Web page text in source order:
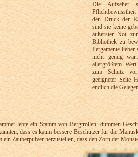
Die Aufseher
den Druck der
sind sie keine
äußerster Not
Bibliothek zu
Pergamente lieber
nicht genug
allergrößtem
zum Schutz
geeigneter Seite
endlich die
lebte ein Stamm von Bergtrollen: dummen
dass es kaum bessere Beschützer für die
ein Zauberpulver herzustellen, dass den Zorn der